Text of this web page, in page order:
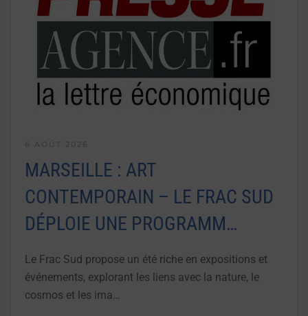
MARSEILLE : ART
CONTEMPORAIN – LE FRAC SUD
DÉPLOIE UNE PROGRAMM…
Le Frac Sud propose un été riche en expositions et
événements, explorant les liens avec la nature, le
cosmos et les ima…